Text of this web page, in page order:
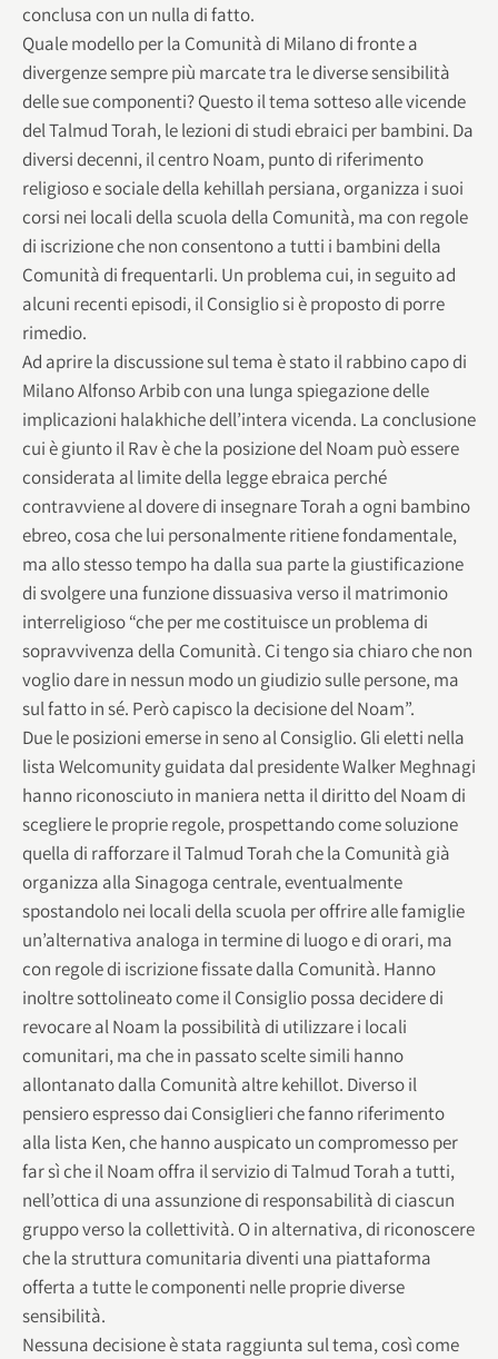
conclusa con un nulla di fatto.
Quale modello per la Comunità di Milano di fronte a
divergenze sempre più marcate tra le diverse sensibilità
delle sue componenti? Questo il tema sotteso alle vicende
del Talmud Torah, le lezioni di studi ebraici per bambini. Da
diversi decenni, il centro Noam, punto di riferimento
religioso e sociale della kehillah persiana, organizza i suoi
corsi nei locali della scuola della Comunità, ma con regole
di iscrizione che non consentono a tutti i bambini della
Comunità di frequentarli. Un problema cui, in seguito ad
alcuni recenti episodi, il Consiglio si è proposto di porre
rimedio.
Ad aprire la discussione sul tema è stato il rabbino capo di
Milano Alfonso Arbib con una lunga spiegazione delle
implicazioni halakhiche dell’intera vicenda. La conclusione
cui è giunto il Rav è che la posizione del Noam può essere
considerata al limite della legge ebraica perché
contravviene al dovere di insegnare Torah a ogni bambino
ebreo, cosa che lui personalmente ritiene fondamentale,
ma allo stesso tempo ha dalla sua parte la giustificazione
di svolgere una funzione dissuasiva verso il matrimonio
interreligioso “che per me costituisce un problema di
sopravvivenza della Comunità. Ci tengo sia chiaro che non
voglio dare in nessun modo un giudizio sulle persone, ma
sul fatto in sé. Però capisco la decisione del Noam”.
Due le posizioni emerse in seno al Consiglio. Gli eletti nella
lista Welcomunity guidata dal presidente Walker Meghnagi
hanno riconosciuto in maniera netta il diritto del Noam di
scegliere le proprie regole, prospettando come soluzione
quella di rafforzare il Talmud Torah che la Comunità già
organizza alla Sinagoga centrale, eventualmente
spostandolo nei locali della scuola per offrire alle famiglie
un’alternativa analoga in termine di luogo e di orari, ma
con regole di iscrizione fissate dalla Comunità. Hanno
inoltre sottolineato come il Consiglio possa decidere di
revocare al Noam la possibilità di utilizzare i locali
comunitari, ma che in passato scelte simili hanno
allontanato dalla Comunità altre kehillot. Diverso il
pensiero espresso dai Consiglieri che fanno riferimento
alla lista Ken, che hanno auspicato un compromesso per
far sì che il Noam offra il servizio di Talmud Torah a tutti,
nell’ottica di una assunzione di responsabilità di ciascun
gruppo verso la collettività. O in alternativa, di riconoscere
che la struttura comunitaria diventi una piattaforma
offerta a tutte le componenti nelle proprie diverse
sensibilità.
Nessuna decisione è stata raggiunta sul tema, così come